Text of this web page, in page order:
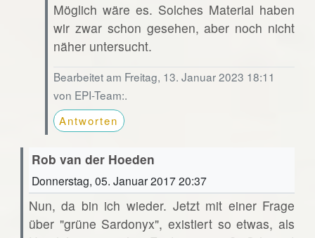
Möglich wäre es. Solches Material haben
wir zwar schon gesehen, aber noch nicht
näher untersucht.
Bearbeitet am Freitag, 13. Januar 2023 18:11
von EPI-Team:.
Antworten
Rob van der Hoeden
Donnerstag, 05. Januar 2017 20:37
Nun, da bin ich wieder. Jetzt mit einer Frage
über "grüne Sardonyx", existiert so etwas, als